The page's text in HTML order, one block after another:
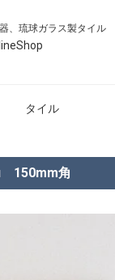
、琉球ガラス製タイル
タイル
150mm角